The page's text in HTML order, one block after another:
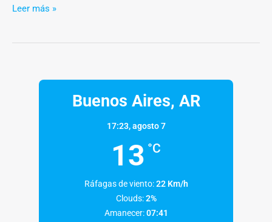
Leer más »
Buenos Aires, AR
17:23,agosto 7
13 °C
Ráfagas de viento: 22 Km/h
Clouds: 2%
Amanecer: 07:41